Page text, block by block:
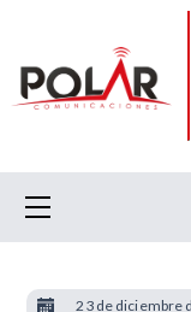
23 de diciembre